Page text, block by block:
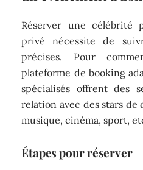
Réserver une célébrité
privé nécessite de
précises. Pour
plateforme de booking
spécialisés offrent des
relation avec des stars de
musique, cinéma, sport,
Étapes pour réserver